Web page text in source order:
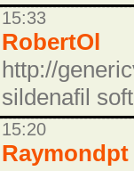
15:33
RobertOl
http://
sildenafil
15:20
Raymondpt